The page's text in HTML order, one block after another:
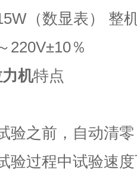
（数显表） 整
220V±10％
机特点
验之前，自动清零
验过程中试验速